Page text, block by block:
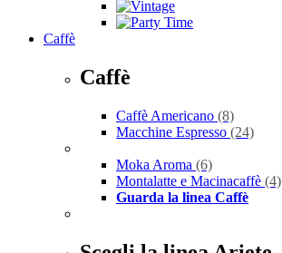
Caffè
Caffè
Caffè Americano (8)
Macchine Espresso (24)
Moka Aroma (6)
Montalatte e Macinacaffè (4)
Guarda la linea Caffè